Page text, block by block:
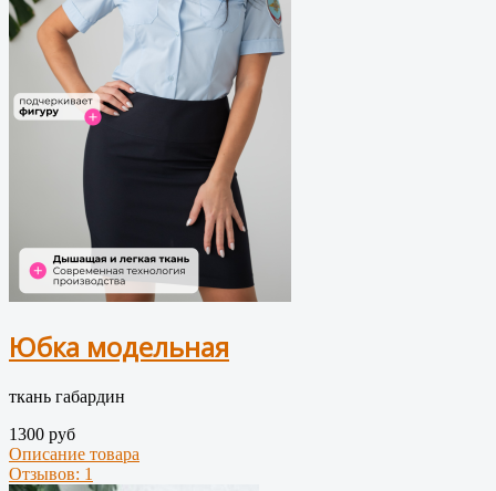
Юбка модельная
ткань габардин
1300 руб
Описание товара
Отзывов: 1